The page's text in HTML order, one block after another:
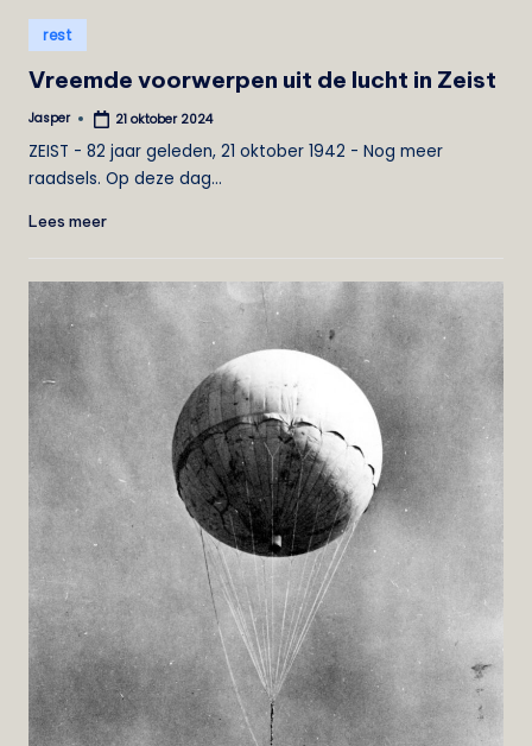
Geplaatst
in
rest
Vreemde voorwerpen uit de lucht in Zeist
Geplaatst
Jasper 21 oktober 2024
ZEIST - 82 jaar geleden, 21 oktober 1942 - Nog meer
raadsels. Op deze dag…
Lees meer